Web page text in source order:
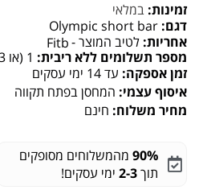
זמינות: במלאי
דגם: Olympic short bar
אחריות: לטיב המוצר -Fitb
מספר תשלומים ללא ריבית: 1 (או 3 מעל 1,000 ₪)
זמן אספקה: עד 14 ימי עסקים
איסוף עצמי: המחסן בפתח תקווה
מחיר משלוח: חינם
90% מהמשלוחים מסופקים
תוך2-3 ימי עסקים!